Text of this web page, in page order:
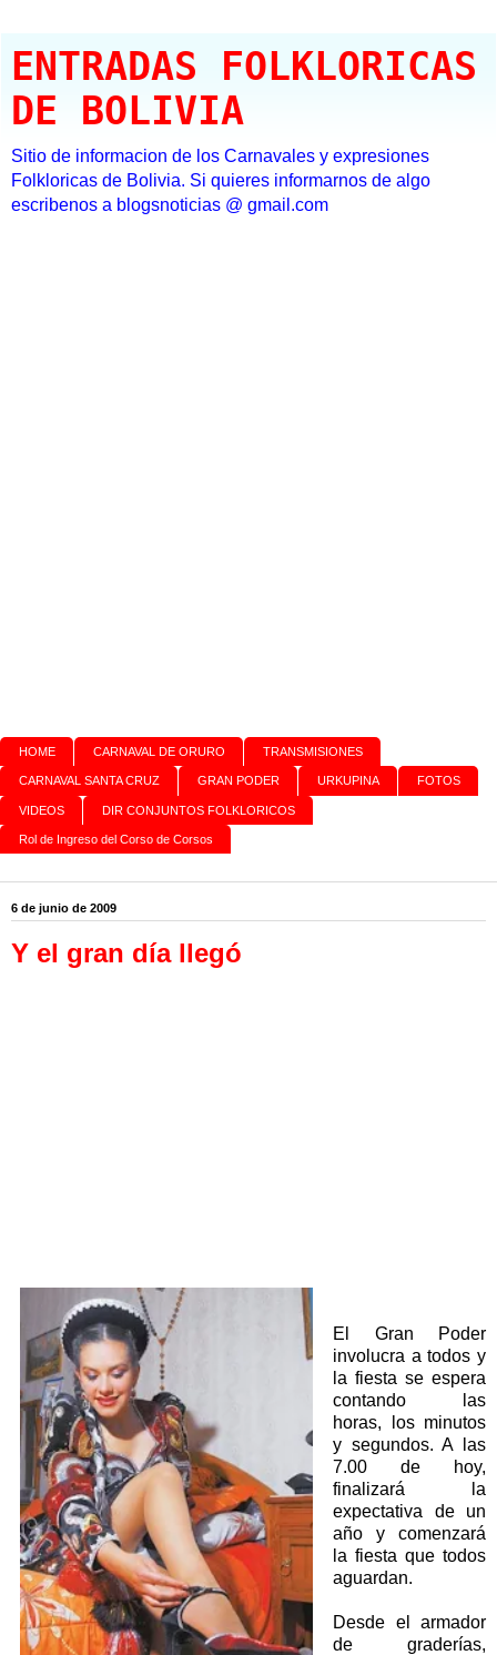
ENTRADAS FOLKLORICAS
DE BOLIVIA
Sitio de informacion de los Carnavales y expresiones
Folkloricas de Bolivia. Si quieres informarnos de algo
escribenos a blogsnoticias @ gmail.com
HOME CARNAVAL DE ORURO TRANSMISIONES
CARNAVAL SANTA CRUZ GRAN PODER URKUPINA FOTOS
VIDEOS DIR CONJUNTOS FOLKLORICOS
Rol de Ingreso del Corso de Corsos
6 de junio de 2009
Y el gran día llegó
El Gran Poder
involucra a todos y
la fiesta se espera
contando las
horas, los minutos
y segundos. A las
7.00 de hoy,
finalizará la
expectativa de un
año y comenzará
la fiesta que todos
aguardan.
Desde el armador
de graderías,